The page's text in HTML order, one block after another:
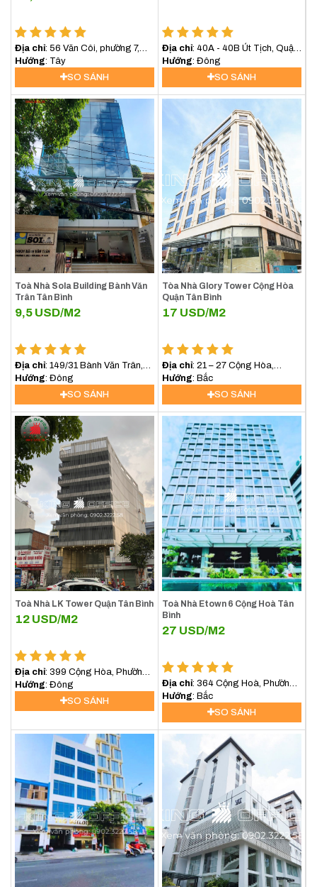
Địa chỉ: 56 Văn Côi, phường 7,
Quận Tân Bình
Hướng : Tây
SO SÁNH
Địa chỉ: 40A - 40B Út Tịch, Quận
Tân Bình
Hướng : Đông
SO SÁNH
Toà Nhà Sola Building Bành Văn
Trân Tân Bình
9,5 USD/M2
Địa chỉ: 149/31 Bành Văn Trân,
Phường 7, Quận Tân Bình
Hướng : Đông
SO SÁNH
Tòa Nhà Glory Tower Cộng Hòa
Quận Tân Bình
17 USD/M2
Địa chỉ: 21 – 27 Cộng Hòa,
Phường 4, Quận Tân Bình
Hướng
: Bắc
SO SÁNH
Toà Nhà LK Tower Quận Tân Bình
12 USD/M2
Địa chỉ: 399 Cộng Hòa, Phường
13, Quận Tân Bình
Hướng : Đông
SO SÁNH
Toà Nhà Etown 6 Cộng Hoà Tân
Bình
27 USD/M2
Địa chỉ: 364 Cộng Hoà, Phường
13, Tân Bình
Hướng : Bắc
SO SÁNH